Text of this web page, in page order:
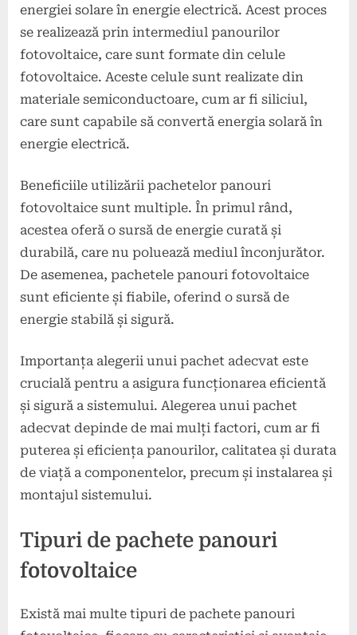
energiei solare în energie electrică. Acest proces
se realizează prin intermediul panourilor
fotovoltaice, care sunt formate din celule
fotovoltaice. Aceste celule sunt realizate din
materiale semiconductoare, cum ar fi siliciul,
care sunt capabile să convertă energia solară în
energie electrică.
Beneficiile utilizării pachetelor panouri
fotovoltaice sunt multiple. În primul rând,
acestea oferă o sursă de energie curată și
durabilă, care nu poluează mediul înconjurător.
De asemenea, pachetele panouri fotovoltaice
sunt eficiente și fiabile, oferind o sursă de
energie stabilă și sigură.
Importanța alegerii unui pachet adecvat este
crucială pentru a asigura funcționarea eficientă
și sigură a sistemului. Alegerea unui pachet
adecvat depinde de mai mulți factori, cum ar fi
puterea și eficiența panourilor, calitatea și durata
de viață a componentelor, precum și instalarea și
montajul sistemului.
Tipuri de pachete panouri
fotovoltaice
Există mai multe tipuri de pachete panouri